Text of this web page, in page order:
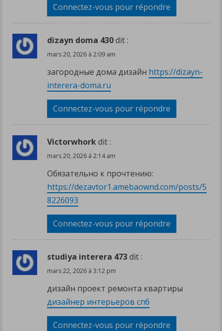
Connectez-vous pour répondre
dizayn doma 430dit :
mars 20, 2026 à 2:09 am
загородные дома дизайн https://dizayn-
interera-doma.ru
Connectez-vous pour répondre
Victorwhorkdit :
mars 20, 2026 à 2:14 am
Обязательно к прочтению:
https://dezavtor1.amebaownd.com/posts/5
8226093
Connectez-vous pour répondre
studiya interera 473dit :
mars 22, 2026 à 3:12 pm
дизайн проект ремонта квартиры
дизайнер интерьеров спб
Connectez-vous pour répondre